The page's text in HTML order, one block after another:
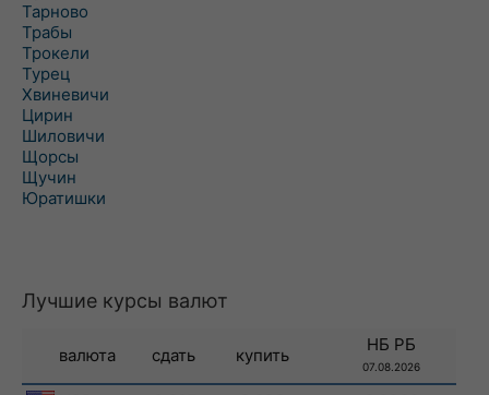
Тарново
Трабы
Трокели
Турец
Хвиневичи
Цирин
Шиловичи
Щорсы
Щучин
Юратишки
Лучшие курсы валют
валюта сдать купить
НБ РБ
07.08.2026